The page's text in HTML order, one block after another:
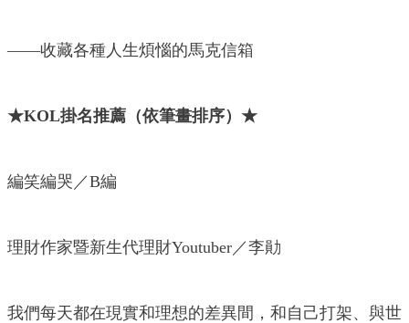
——收藏各種人生煩惱的馬克信箱
★KOL掛名推薦（依筆畫排序）★
編笑編哭／B編
理財作家暨新生代理財Youtuber／李勛
我們每天都在現實和理想的差異間，和自己打架、與世